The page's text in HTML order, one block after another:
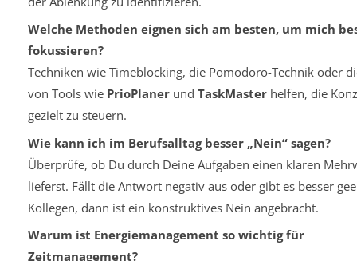
Welche Methoden eignen sich am besten, um mich
fokussieren?
Techniken wie Timeblocking, die Pomodoro-Technik oder
von Tools wie PrioPlanerund TaskMasterhelfen, die
gezielt zu steuern.
Wie kann ich im Berufsalltag besser „Nein“ sagen?
Überprüfe, ob Du durch Deine Aufgaben einen klaren
lieferst. Fällt die Antwort negativ aus oder gibt es besser
Kollegen, dann ist ein konstruktives Nein angebracht.
Warum ist Energiemanagement so wichtig für
Zeitmanagement?